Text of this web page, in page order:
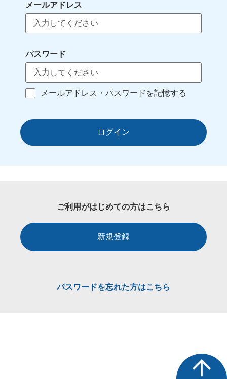
メールアドレス
パスワード
メールアドレス・パスワードを記憶する
ログイン
ご利用がはじめての方はこちら
新規登録
パスワードを忘れた方はこちら